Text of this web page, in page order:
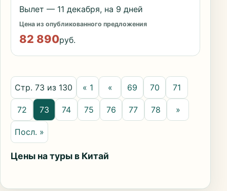
Вылет — 11 декабря, на 9 дней
Цена из опубликованного предложения
82 890руб.
Стр. 73 из 130 « 1 « 69 70 71
72 73 74 75 76 77 78 »
Посл. »
Цены на туры в Китай